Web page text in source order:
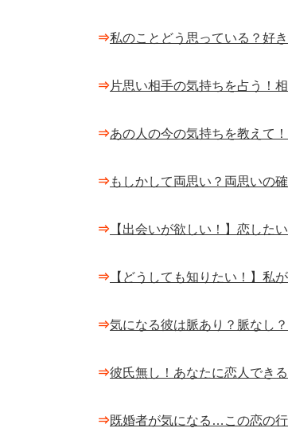
⇒私のことどう思っている？好
⇒片思い相手の気持ちを占う！
⇒あの人の今の気持ちを教えて
⇒もしかして両思い？両思いの
⇒ 【出会いが欲しい！】恋した
⇒ 【どうしても知りたい！】私
⇒気になる彼は脈あり？脈なし
⇒彼氏無し！あなたに恋人でき
⇒既婚者が気になる…この恋の